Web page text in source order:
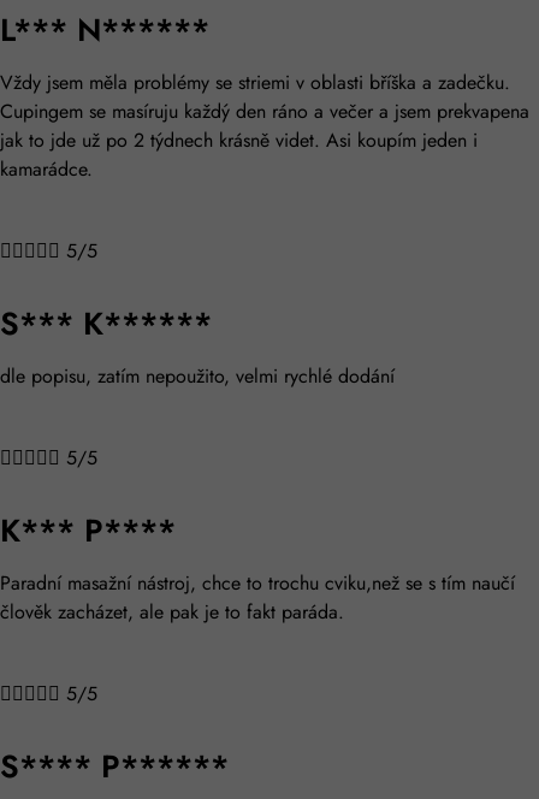
L*** N******
Vždy jsem měla problémy se striemi v oblasti bříška a zadečku.
Cupingem se masíruju každý den ráno a večer a jsem prekvapena
jak to jde už po 2 týdnech krásně videt. Asi koupím jeden i
kamarádce.
 5/5
S*** K******
dle popisu, zatím nepoužito, velmi rychlé dodání
 5/5
K*** P****
Paradní masažní nástroj, chce to trochu cviku,než se s tím naučí
člověk zacházet, ale pak je to fakt paráda.
 5/5
S**** P******